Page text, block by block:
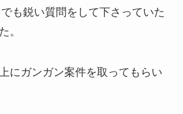
も鋭い質問をして下さっていた
。
にガンガン案件を取ってもらい